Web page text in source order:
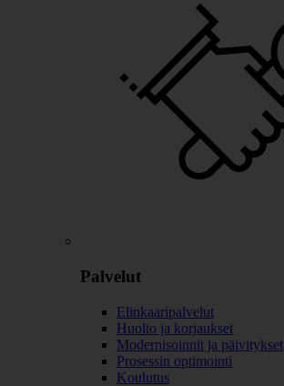
Palvelut
Elinkaaripalvelut
Huolto ja korjaukset
Modernisoinnit ja päivitykset
Prosessin optimointi
Koulutus